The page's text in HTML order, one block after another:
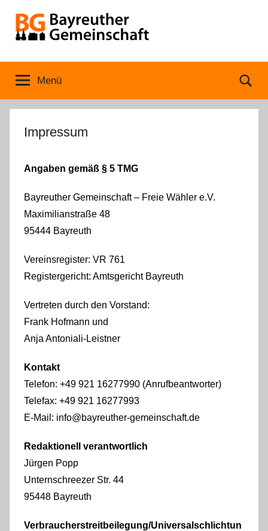
Inhalt
springen
Bayreuther
Gemeinschaft
Menü
Impressum
Angaben gemäß § 5 TMG
Bayreuther Gemeinschaft – Freie Wähler e.V.
Maximilianstraße 48
95444 Bayreuth
Vereinsregister: VR 761
Registergericht: Amtsgericht Bayreuth
Vertreten durch den Vorstand:
Frank Hofmann und
Anja Antoniali-Leistner
Kontakt
Telefon: +49 921 16277990 (Anrufbeantworter)
Telefax: +49 921 16277993
E-Mail: info@bayreuther-gemeinschaft.de
Redaktionell verantwortlich
Jürgen Popp
Unternschreezer Str. 44
95448 Bayreuth
Verbraucherstreitbeilegung/Universalschlichtun